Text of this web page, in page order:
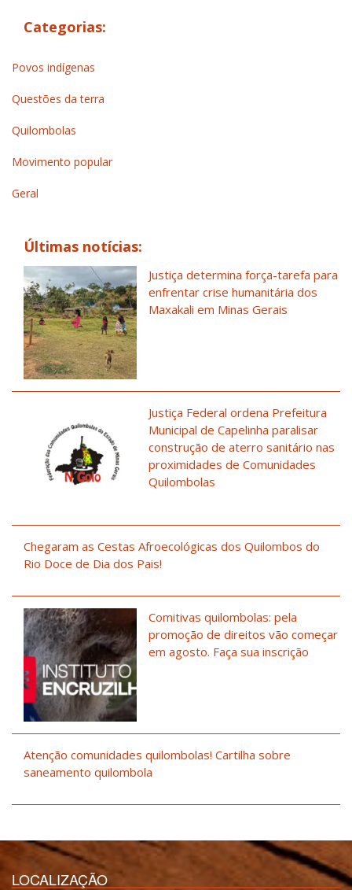
Categorias:
Povos indígenas
Questões da terra
Quilombolas
Movimento popular
Geral
Últimas notícias:
Justiça determina força-tarefa para
enfrentar crise humanitária dos
Maxakali em Minas Gerais
Justiça Federal ordena Prefeitura
Municipal de Capelinha paralisar
construção de aterro sanitário nas
proximidades de Comunidades
Quilombolas
Chegaram as Cestas Afroecológicas dos Quilombos do
Rio Doce de Dia dos Pais!
Comitivas quilombolas: pela
promoção de direitos vão começar
em agosto. Faça sua inscrição
Atenção comunidades quilombolas! Cartilha sobre
saneamento quilombola
LOCALIZAÇÃO